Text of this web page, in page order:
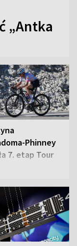
„Antka
Phinney
7. etap Tour
i została